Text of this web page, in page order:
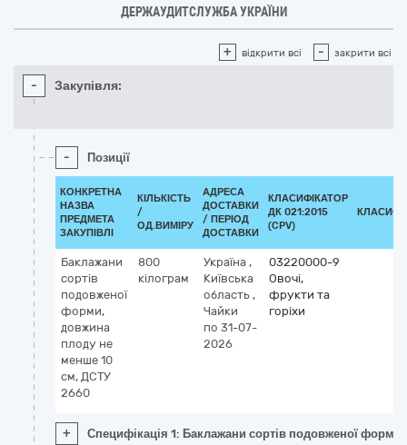
ДЕРЖАУДИТСЛУЖБА УКРАЇНИ
+ відкрити всі - закрити всі
- Закупівля:
- Позиції
КОНКРЕТНА
НАЗВА
ПРЕДМЕТА
ЗАКУПІВЛІ
КІЛЬКІСТЬ
/
ОД.ВИМІРУ
АДРЕСА
ДОСТАВКИ
/ ПЕРІОД
ДОСТАВКИ
КЛАСИФІКАТОР
ДК 021:2015
(CPV)
Баклажани
сортів
подовженої
форми,
довжина
плоду не
менше 10
см, ДСТУ
2660
800
кілограм
Україна ,
Київська
область ,
Чайки
по 31-07-
2026
03220000-9
Овочі,
фрукти та
горіхи
+ Специфікація 1: Баклажани сортів подовженої